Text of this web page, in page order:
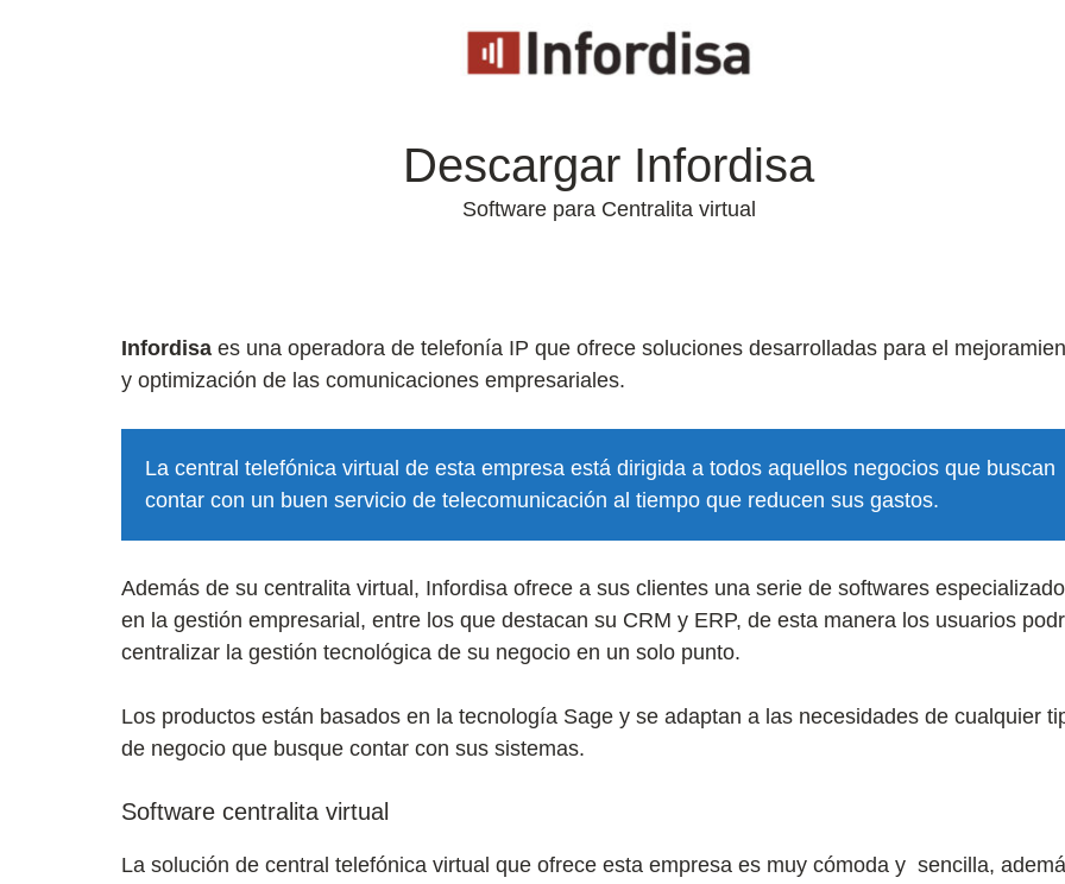
Descargar Infordisa
Software para Centralita virtual
Infordisa es una operadora de telefonía IP que ofrece soluciones desarrolladas para el
y optimización de las comunicaciones empresariales.
La central telefónica virtual de esta empresa está dirigida a todos aquellos negocios que buscan
contar con un buen servicio de telecomunicación al tiempo que reducen sus gastos.
Además de su centralita virtual, Infordisa ofrece a sus clientes una serie de softwares
en la gestión empresarial, entre los que destacan su CRM y ERP, de esta manera los usuarios
centralizar la gestión tecnológica de su negocio en un solo punto.
Los productos están basados en la tecnología Sage y se adaptan a las necesidades de cualquier
de negocio que busque contar con sus sistemas.
Software centralita virtual
La solución de central telefónica virtual que ofrece esta empresa es muy cómoda y sencilla,